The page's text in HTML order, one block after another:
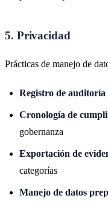
5. Privacidad
Prácticas de manejo de
Registro de auditoría
Cronología de
gobernanza
Exportación de
categorías
Manejo de datos